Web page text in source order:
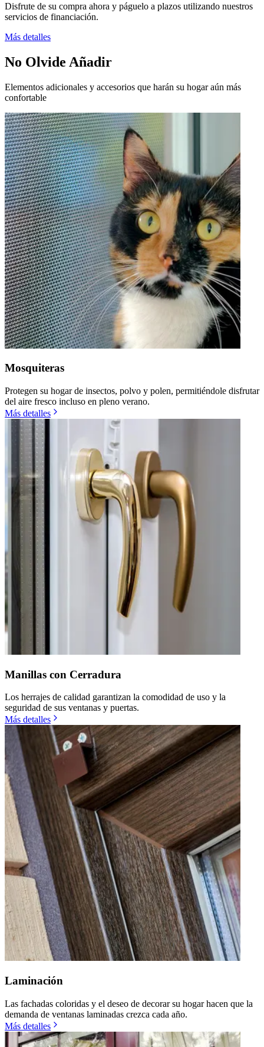
Disfrute de su compra ahora y páguelo a plazos utilizando nuestros
servicios de financiación.
Más detalles
No Olvide Añadir
Elementos adicionales y accesorios que harán su hogar aún más
confortable
Mosquiteras
Protegen su hogar de insectos, polvo y polen, permitiéndole disfrutar
del aire fresco incluso en pleno verano.
Más detalles
Manillas con Cerradura
Los herrajes de calidad garantizan la comodidad de uso y la
seguridad de sus ventanas y puertas.
Más detalles
Laminación
Las fachadas coloridas y el deseo de decorar su hogar hacen que la
demanda de ventanas laminadas crezca cada año.
Más detalles